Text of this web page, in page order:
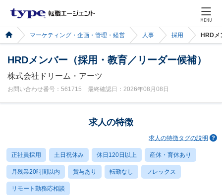
MENU
マーケティング・企画・管理・経営 人事 採用 HRDメ
HRDメンバー（採用・教育／リーダー候補）
株式会社ドリーム・アーツ
お問い合わせ番号：561715 最終確認日：2026年08月08日
求人の特徴
求人の特徴タグの説明
正社員採用 土日祝休み 休日120日以上 産休・育休あり
月残業20時間以内 賞与あり 転勤なし フレックス
リモート勤務応相談